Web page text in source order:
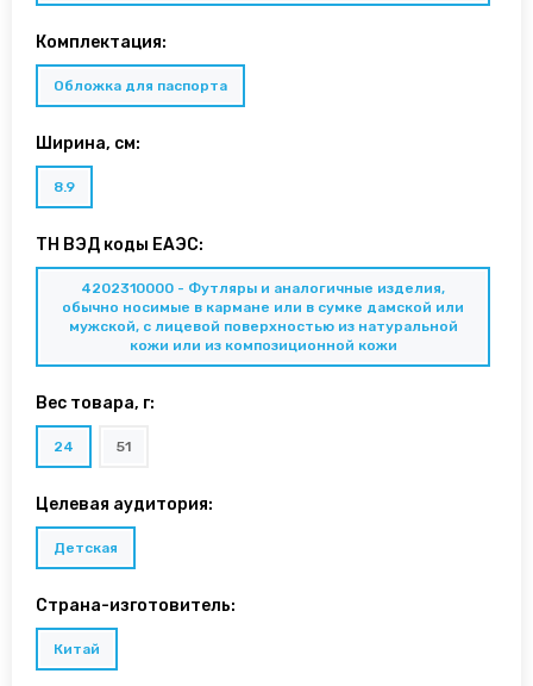
Комплектация:
Обложка для паспорта
Ширина, см:
8.9
ТН ВЭД коды ЕАЭС:
4202310000 - Футляры и аналогичные изделия,
обычно носимые в кармане или в сумке дамской или
мужской, с лицевой поверхностью из натуральной
кожи или из композиционной кожи
Вес товара, г:
24 51
Целевая аудитория:
Детская
Страна-изготовитель:
Китай